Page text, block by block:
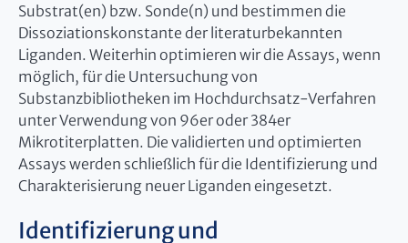
Substrat(en) bzw. Sonde(n) und bestimmen die
Dissoziationskonstante der literaturbekannten
Liganden. Weiterhin optimieren wir die Assays, wenn
möglich, für die Untersuchung von
Substanzbibliotheken im Hochdurchsatz-Verfahren
unter Verwendung von 96er oder 384er
Mikrotiterplatten. Die validierten und optimierten
Assays werden schließlich für die Identifizierung und
Charakterisierung neuer Liganden eingesetzt.
Identifizierung und